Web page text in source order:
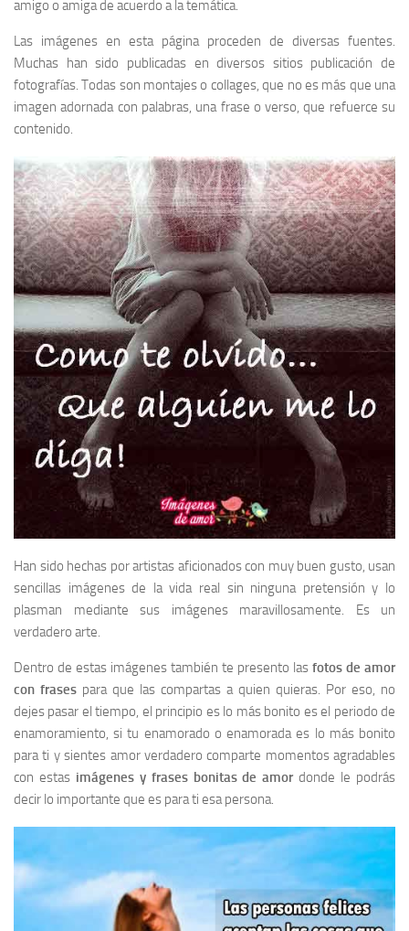
amigo o amiga de acuerdo a la temática.
Las imágenes en esta página proceden de diversas fuentes.
Muchas han sido publicadas en diversos sitios publicación de
fotografías. Todas son montajes o collages, que no es más que una
imagen adornada con palabras, una frase o verso, que refuerce su
contenido.
Han sido hechas por artistas aficionados con muy buen gusto, usan
sencillas imágenes de la vida real sin ninguna pretensión y lo
plasman mediante sus imágenes maravillosamente. Es un
verdadero arte.
Dentro de estas imágenes también te presento las fotos de amor
con frases para que las compartas a quien quieras. Por eso, no
dejes pasar el tiempo, el principio es lo más bonito es el periodo de
enamoramiento, si tu enamorado o enamorada es lo más bonito
para ti y sientes amor verdadero comparte momentos agradables
con estas imágenes y frases bonitas de amordonde le podrás
decir lo importante que es para ti esa persona.